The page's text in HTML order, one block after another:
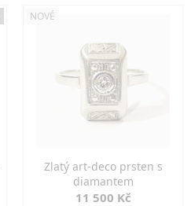
NOVÉ
Zlatý art-deco prsten s
diamantem
11 500 Kč